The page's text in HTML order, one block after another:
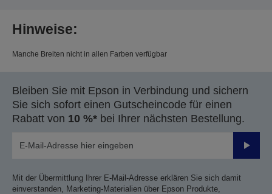
Hinweise:
Manche Breiten nicht in allen Farben verfügbar
Bleiben Sie mit Epson in Verbindung und sichern
Sie sich sofort einen Gutscheincode für einen
Rabatt von 10 %* bei Ihrer nächsten Bestellung.
Mit der Übermittlung Ihrer E-Mail-Adresse erklären Sie sich damit
einverstanden, Marketing-Materialien über Epson Produkte,